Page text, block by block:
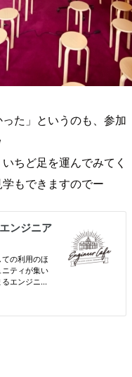
た」というのも、参加
ちど足を運んでみてく
もできますのでー